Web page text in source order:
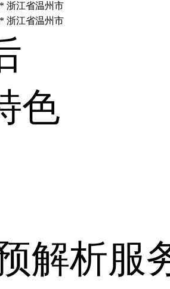
浙江省温州市
浙江省温州市
色
解析服